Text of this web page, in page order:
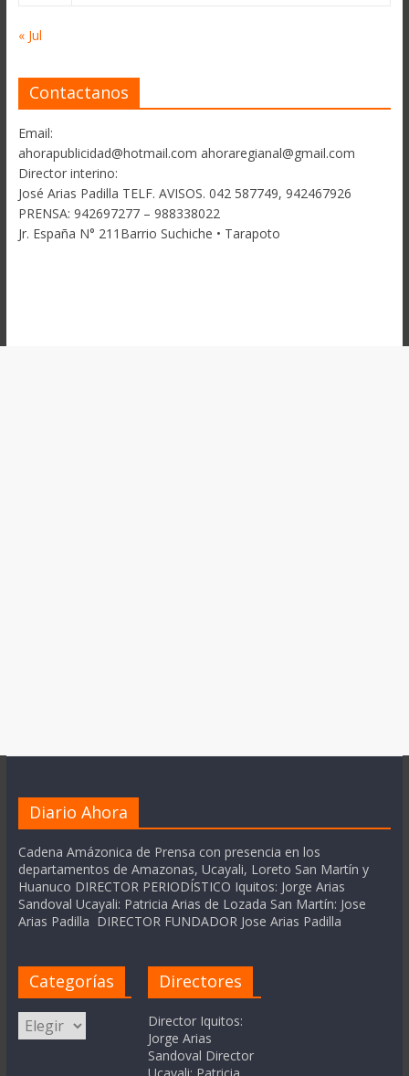
« Jul
Contactanos
Email:
ahorapublicidad@hotmail.com ahoraregianal@gmail.com
Director interino:
José Arias Padilla TELF. AVISOS. 042 587749, 942467926
PRENSA: 942697277 – 988338022
Jr. España N° 211Barrio Suchiche • Tarapoto
Diario Ahora
Cadena Amázonica de Prensa con presencia en los
departamentos de Amazonas, Ucayali, Loreto San Martín y
Huanuco DIRECTOR PERIODÍSTICO Iquitos: Jorge Arias
Sandoval Ucayali: Patricia Arias de Lozada San Martín: Jose
Arias Padilla DIRECTOR FUNDADOR Jose Arias Padilla
Categorías
Categorías
Directores
Director Iquitos:
Jorge Arias
Sandoval Director